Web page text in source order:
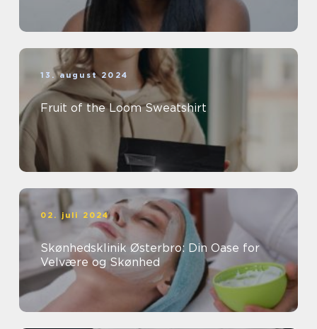
13. august 2024
Fruit of the Loom Sweatshirt
02. juli 2024
Skønhedsklinik Østerbro: Din Oase for
Velvære og Skønhed